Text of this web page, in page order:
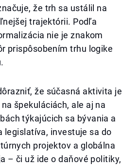
že trh sa ustálil na
trajektórii. Podľa
nie je znakom
prispôsobením trhu logike
že súčasná aktivita je
špekuláciách, ale aj na
týkajúcich sa bývania a
legislatíva, investuje sa do
projektov a globálna
– či už ide o daňové politiky,